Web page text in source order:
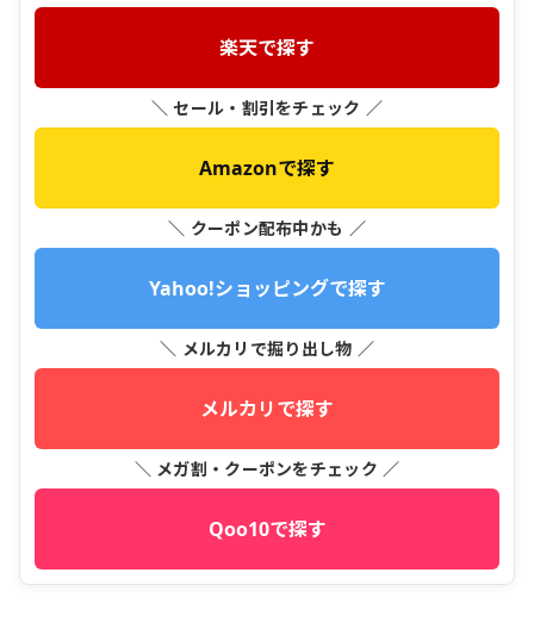
楽天で探す
＼ セール・割引をチェック ／
Amazonで探す
＼ クーポン配布中かも ／
Yahoo!ショッピングで探す
＼ メルカリで掘り出し物 ／
メルカリで探す
＼ メガ割・クーポンをチェック ／
Qoo10で探す